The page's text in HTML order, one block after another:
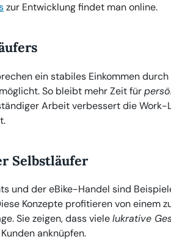
zur Entwicklung findet man online.
ein stabiles Einkommen
So bleibt mehr Zeit für
Arbeit verbessert die
Selbstläufer
und der eBike-Handel sind
Konzepte profitieren von einem
Sie zeigen, dass vielelukrative
anknüpfen.